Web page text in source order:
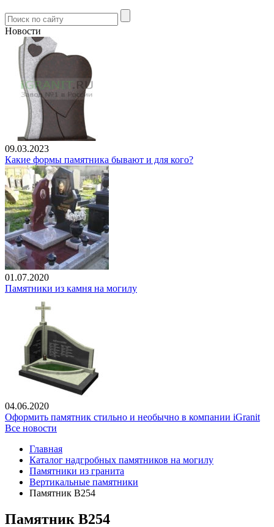
Новости
09.03.2023
Какие формы памятника бывают и для кого?
01.07.2020
Памятники из камня на могилу
04.06.2020
Оформить памятник стильно и необычно в компании iGranit
Все новости
Главная
Каталог надгробных памятников на могилу
Памятники из гранита
Вертикальные памятники
Памятник В254
Памятник В254